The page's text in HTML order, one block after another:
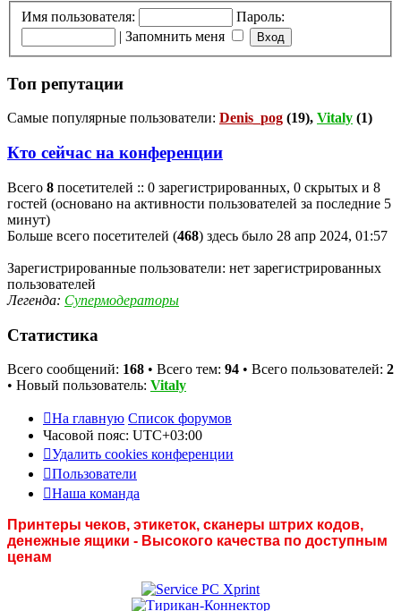
Имя пользователя:
Пароль:
| Запомнить меня
Топ репутации
Самые популярные пользователи: Denis_pog (19), Vitaly (1)
Кто сейчас на конференции
Всего 8 посетителей :: 0 зарегистрированных, 0 скрытых и 8
гостей (основано на активности пользователей за последние 5
минут)
Больше всего посетителей (468) здесь было 28 апр 2024, 01:57
Зарегистрированные пользователи: нет зарегистрированных
пользователей
Легенда: Супермодераторы
Статистика
Всего сообщений: 168 • Всего тем: 94 • Всего пользователей: 2
• Новый пользователь: Vitaly
На главную Список форумов
Часовой пояс: UTC+03:00
Удалить cookies конференции
Пользователи
Наша команда
Принтеры чеков, этикеток, сканеры штрих кодов,
денежные ящики - Высокого качества по доступным
ценам